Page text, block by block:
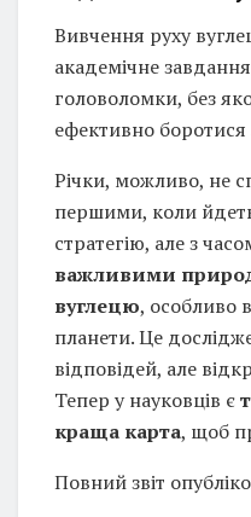
Вивчення руху
академічне
головоломки, без
ефективно боротися
Річки, можливо, не
першими, коли
стратегію, але з
важливими
вуглецю, особливо
планети. Це
відповідей, але
Тепер у науковців є
краща карта, щоб
Повний звіт